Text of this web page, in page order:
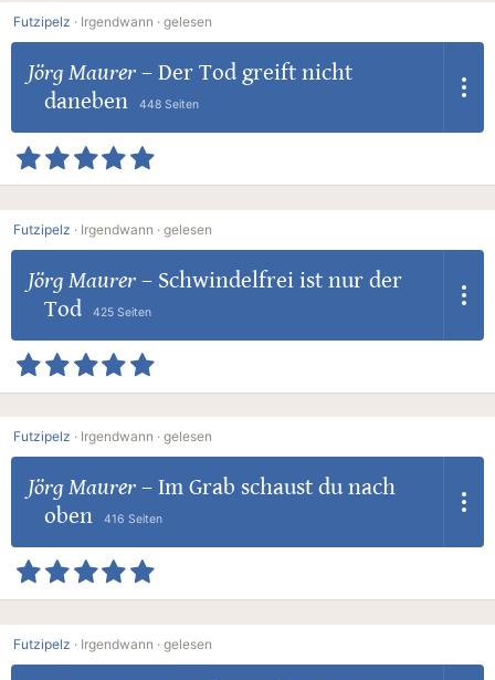
Futzipelz · Irgendwann · gelesen
Jörg Maurer– Der Tod greift nicht
daneben
448 Seiten
Futzipelz · Irgendwann · gelesen
Jörg Maurer– Schwindelfrei ist nur der
Tod
425 Seiten
Futzipelz · Irgendwann · gelesen
Jörg Maurer– Im Grab schaust du nach
oben
416 Seiten
Futzipelz · Irgendwann · gelesen